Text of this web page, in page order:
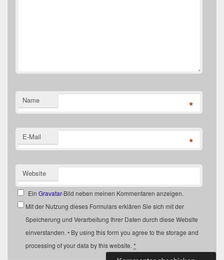
Name *
E-Mail *
Website
EinGravatar-Bild neben meinen Kommentaren anzeigen.
Mit der Nutzung dieses Formulars erklären Sie sich mit der
Speicherung und Verarbeitung Ihrer Daten durch diese Website
einverstanden. • By using this form you agree to the storage and
processing of your data by this website. *